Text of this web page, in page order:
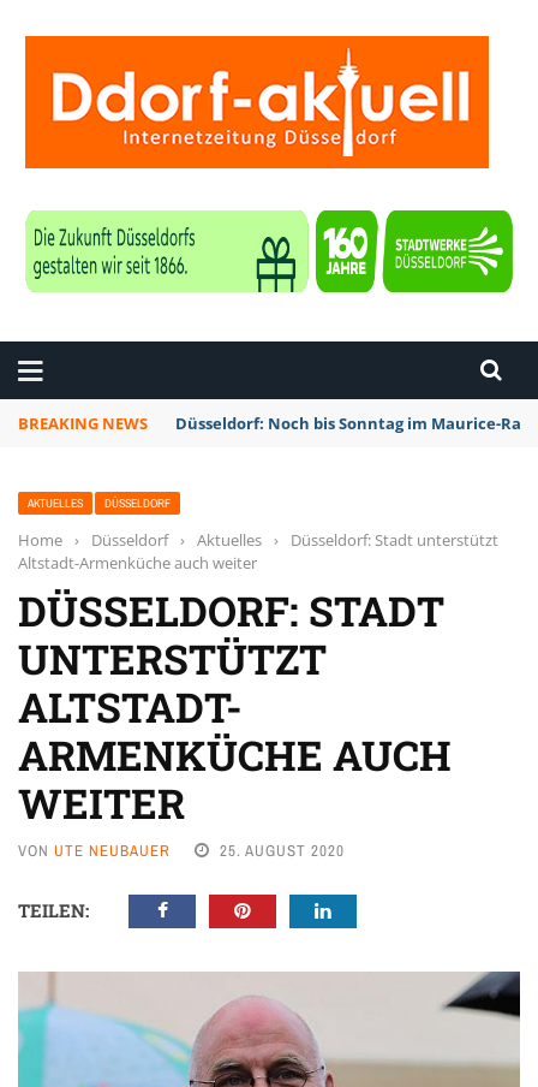
BREAKING NEWS Düsseldorf: Noch bis Sonntag im Maurice-
AKTUELLES DÜSSELDORF
Home › Düsseldorf › Aktuelles ›
Düsseldorf: Stadt unterstützt
Altstadt-Armenküche auch weiter
DÜSSELDORF: STADT
UNTERSTÜTZT
ALTSTADT-
ARMENKÜCHE AUCH
WEITER
VON UTE NEUBAUER 25. AUGUST 2020
TEILEN: